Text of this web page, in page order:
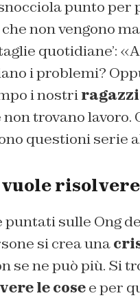
punto per
non vengono
quotidiane’:
i problemi?
i nostriragazzi
trovano lavoro.
questioni serie
risolvere
puntati sulle Ong
si crea una
se ne può più. Si
le cosee per